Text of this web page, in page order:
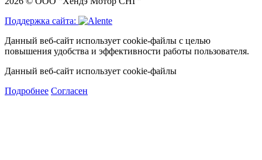
Поддержка сайта:
Данный веб-сайт использует cookie-файлы с целью
повышения удобства и эффективности работы пользователя.
Данный веб-сайт использует cookie-файлы
Подробнее Согласен